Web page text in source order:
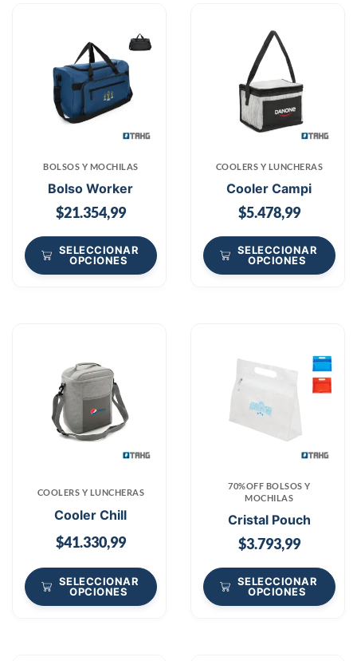
BOLSOS Y MOCHILAS
Bolso Worker
$21.354,99
SELECCIONAR
OPCIONES
COOLERS Y LUNCHERAS
Cooler Campi
$5.478,99
SELECCIONAR
OPCIONES
COOLERS Y LUNCHERAS
Cooler Chill
$41.330,99
SELECCIONAR
OPCIONES
70%OFF BOLSOS Y
MOCHILAS
Cristal Pouch
$3.793,99
SELECCIONAR
OPCIONES